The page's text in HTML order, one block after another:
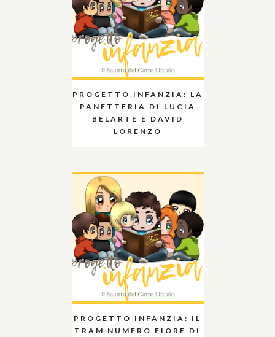
PROGETTO INFANZIA: LA
PANETTERIA DI LUCIA
BELARTE E DAVID
LORENZO
PROGETTO INFANZIA: IL
TRAM NUMERO FIORE DI